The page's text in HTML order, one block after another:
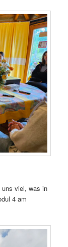
viel, was in
4 am